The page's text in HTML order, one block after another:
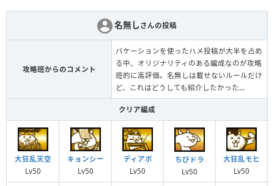
名無しさんの投稿
攻略班からのコメント
バケーションを使ったハメ投稿が大半を占め
る中、オリジナリティのある編成なのが攻略
班的に高評価。名無しは載せないルールだけ
ど、これはどうしても紹介したかった...
クリア編成
大狂乱天空
Lv50
キョンシー
Lv50
ディアボ
Lv50
ちびドラ
Lv50
大狂乱モヒ
Lv50